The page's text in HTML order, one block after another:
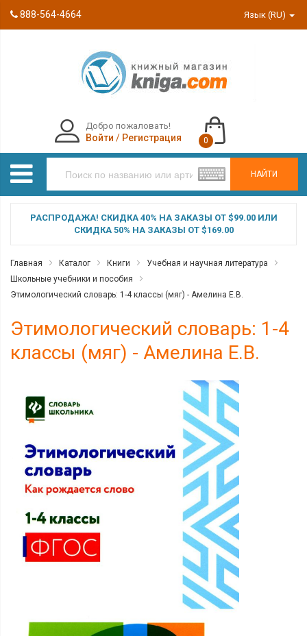
888-564-4664 Язык (RU)
НАЙТИ
Добро пожаловать!
Войти / Регистрация 0
РАСПРОДАЖА! СКИДКА 40% НА ЗАКАЗЫ ОТ $99.00 ИЛИ
СКИДКА 50% НА ЗАКАЗЫ ОТ $169.00
Главная Каталог Книги
Учебная и научная литература
Школьные учебники и пособия
Этимологический словарь: 1-4 классы (мяг) - Амелина Е.В.
Этимологический словарь: 1-4
классы (мяг) - Амелина Е.В.